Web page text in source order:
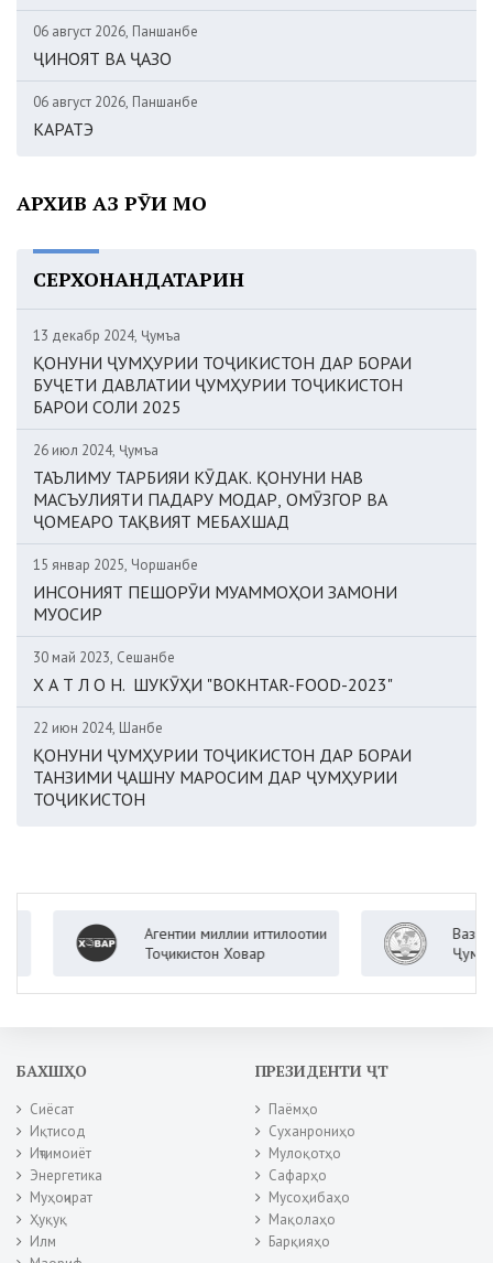
06 август 2026, Панҷшанбе
ҶИНОЯТ ВА ҶАЗО
06 август 2026, Панҷшанбе
КАРАТЭ
АРХИВ АЗ РӮИ МОҲ
СЕРХОНАНДАТАРИН
13 декабр 2024, Ҷумъа
ҚОНУНИ ҶУМҲУРИИ ТОҶИКИСТОН ДАР БОРАИ
БУҶЕТИ ДАВЛАТИИ ҶУМҲУРИИ ТОҶИКИСТОН
БАРОИ СОЛИ 2025
26 июл 2024, Ҷумъа
ТАЪЛИМУ ТАРБИЯИ КӮДАК. ҚОНУНИ НАВ
МАСЪУЛИЯТИ ПАДАРУ МОДАР, ОМӮЗГОР ВА
ҶОМЕАРО ТАҚВИЯТ МЕБАХШАД
15 январ 2025, Чоршанбе
ИНСОНИЯТ ПЕШОРӮИ МУАММОҲОИ ЗАМОНИ
МУОСИР
30 май 2023, Сешанбе
Х А Т Л О Н. ШУКӮҲИ "BOKHTAR-FOOD-2023"
22 июн 2024, Шанбе
ҚОНУНИ ҶУМҲУРИИ ТОҶИКИСТОН ДАР БОРАИ
ТАНЗИМИ ҶАШНУ МАРОСИМ ДАР ҶУМҲУРИИ
ТОҶИКИСТОН
Агентии миллии иттилоотии
Тоҷикистон Ховар
Вазорати
Ҷумҳурии
БАХШҲО
Сиёсат
Иқтисод
Иҷтимоиёт
Энергетика
Муҳоҷират
Ҳуқуқ
Илм
ПРЕЗИДЕНТИ ҶТ
Паёмҳо
Суханрониҳо
Мулоқотҳо
Сафарҳо
Мусоҳибаҳо
Мақолаҳо
Барқияҳо